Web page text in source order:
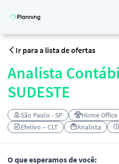
Ir para a lista de ofertas
Analista
SUDESTE
São Paulo - SP Home Office
Efetivo – CLT
Analista
O que esperamos de você: